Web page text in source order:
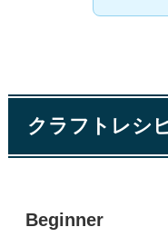
クラフトレシ
Beginner